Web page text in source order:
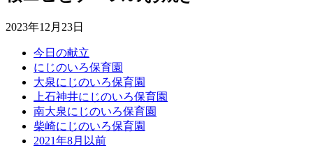
2023年12月23日
今日の献立
にじのいろ保育園
大泉にじのいろ保育園
上石神井にじのいろ保育園
南大泉にじのいろ保育園
柴崎にじのいろ保育園
2021年8月以前